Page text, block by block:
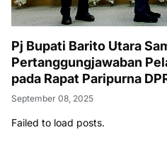
Pj Bupati Barito Utara
Pertanggungjawaban
pada Rapat Paripurna
September 08, 2025
Failed to load posts.